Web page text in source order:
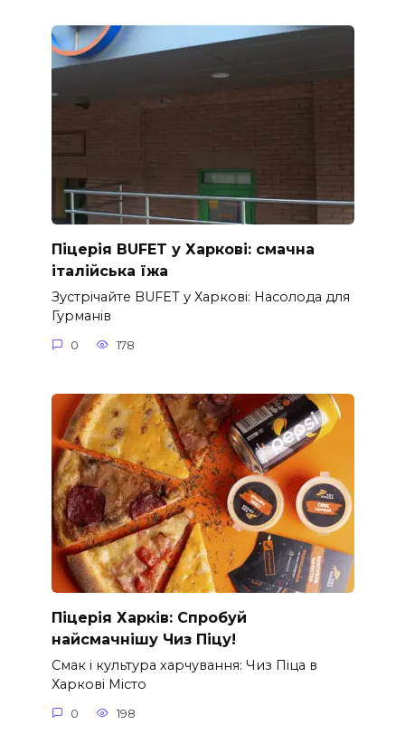
Піцерія BUFET у Харкові: смачна
італійська їжа
Зустрічайте BUFET у Харкові: Насолода для
Гурманів
0 178
Піцерія Харків: Спробуй
найсмачнішу Чиз Піцу!
Смак і культура харчування: Чиз Піца в
Харкові Місто
0 198